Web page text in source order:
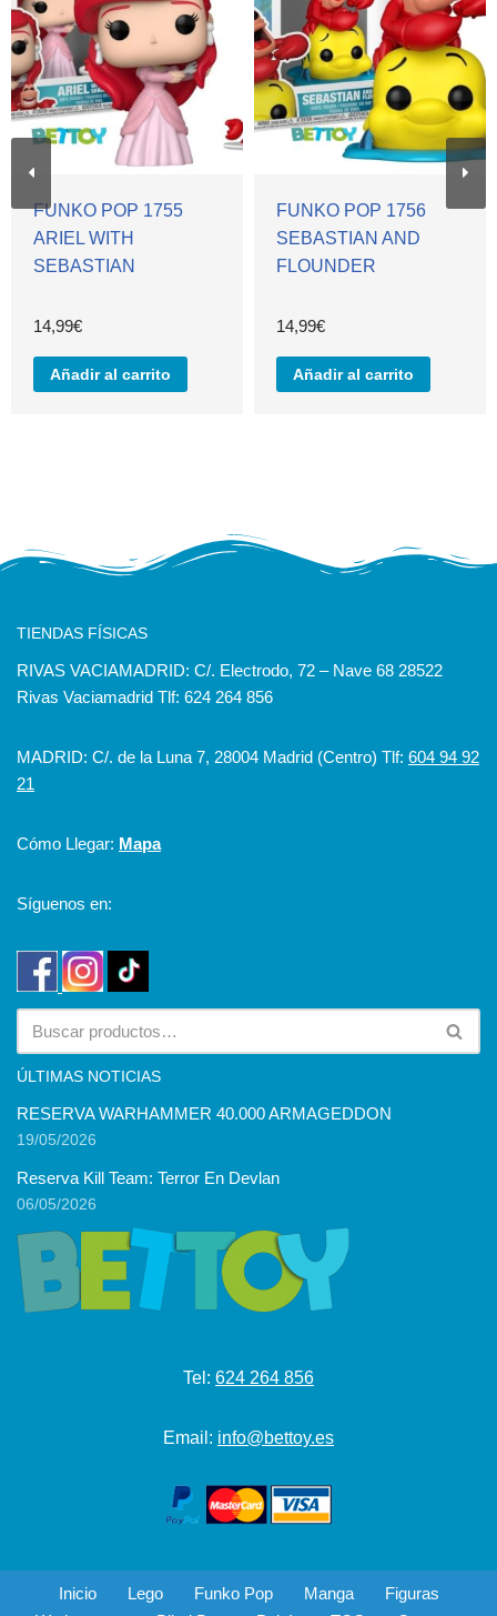
FUNKO POP 1755
ARIEL WITH
SEBASTIAN
14,99€
Añadir al carrito
FUNKO POP 1756
SEBASTIAN AND
FLOUNDER
14,99€
Añadir al carrito
TIENDAS FÍSICAS
RIVAS VACIAMADRID: C/. Electrodo, 72 – Nave 68 28522
Rivas Vaciamadrid Tlf: 624 264 856
MADRID: C/. de la Luna 7, 28004 Madrid (Centro) Tlf: 604 94 92
21
Cómo Llegar: Mapa
Síguenos en:
ÚLTIMAS NOTICIAS
RESERVA WARHAMMER 40.000 ARMAGEDDON
19/05/2026
Reserva Kill Team: Terror En Devlan
06/05/2026
Tel: 624 264 856
Email: info@bettoy.es
Inicio Lego Funko Pop Manga
Figuras